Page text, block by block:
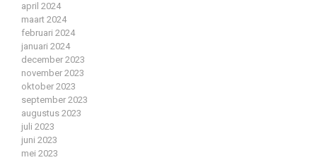
april 2024
maart 2024
februari 2024
januari 2024
december 2023
november 2023
oktober 2023
september 2023
augustus 2023
juli 2023
juni 2023
mei 2023